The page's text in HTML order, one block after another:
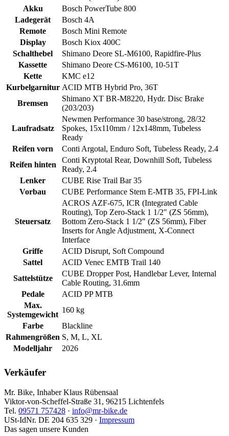
Akku
Bosch PowerTube 800
Ladegerät
Bosch 4A
Remote
Bosch Mini Remote
Display
Bosch Kiox 400C
Schalthebel
Shimano Deore SL-M6100, Rapidfire-Plus
Kassette
Shimano Deore CS-M6100, 10-51T
Kette
KMC e12
Kurbelgarnitur ACID MTB Hybrid Pro, 36T
Bremsen
Shimano XT BR-M8220, Hydr. Disc Brake
(203/203)
Laufradsatz
Newmen Performance 30 base/strong, 28/32
Spokes, 15x110mm / 12x148mm, Tubeless
Ready
Reifen vorn
Conti Argotal, Enduro Soft, Tubeless Ready, 2.4
Reifen hinten
Conti Kryptotal Rear, Downhill Soft, Tubeless
Ready, 2.4
Lenker
CUBE Rise Trail Bar 35
Vorbau
CUBE Performance Stem E-MTB 35, FPI-Link
Steuersatz
ACROS AZF-675, ICR (Integrated Cable
Routing), Top Zero-Stack 1 1/2" (ZS 56mm),
Bottom Zero-Stack 1 1/2" (ZS 56mm), Fiber
Inserts for Angle Adjustment, X-Connect
Interface
Griffe
ACID Disrupt, Soft Compound
Sattel
ACID Venec EMTB Trail 140
Sattelstütze
CUBE Dropper Post, Handlebar Lever, Internal
Cable Routing, 31.6mm
Pedale
ACID PP MTB
Max.
Systemgewicht
160 kg
Farbe
Blackline
Rahmengrößen S, M, L, XL
Modelljahr
2026
Verkäufer
Mr. Bike, Inhaber Klaus Rübensaal
Viktor-von-Scheffel-Straße 31, 96215 Lichtenfels
Tel. 09571 757428 · info@mr-bike.de
USt-IdNr. DE 204 635 329 · Impressum
Das sagen unsere Kunden